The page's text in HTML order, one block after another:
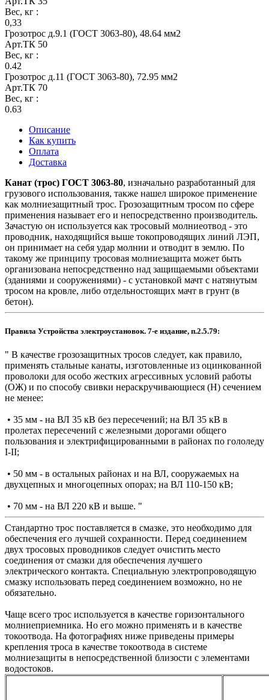
Вес, кг :
0,33
Грозотрос д.9.1 (ГОСТ 3063-80), 48.64 мм2
Арт.ТК 50
Вес, кг :
0.42
Грозотрос д.11 (ГОСТ 3063-80), 72.95 мм2
Арт.ТК 70
Вес, кг :
0.63
Описание
Как купить
Оплата
Доставка
Канат (трос) ГОСТ 3063-80, изначально разработанный для
грузового использования, также нашел широкое применение
как молниезащитный трос. Грозозащитным тросом по сфере
применения называет его и непосредственно производитель.
Зачастую он используется как тросовый молниеотвод - это
проводник, находящийся выше токопроводящих линий ЛЭП,
он принимает на себя удар молнии и отводит в землю. По
такому же принципу тросовая молниезащита может быть
организована непосредственно над защищаемыми объектами
(зданиями и сооружениями) - с установкой мачт с натянутым
тросом на кровле, либо отдельностоящих мачт в грунт (в
бетон).
Правила Устройства электроустановок. 7-е издание, п.2.5.79:
" В качестве грозозащитных тросов следует, как правило,
применять стальные канаты, изготовленные из оцинкованной
проволоки для особо жестких агрессивных условий работы
(ОЖ) и по способу свивки нераскручивающиеся (Н) сечением
не менее:
• 35 мм - на ВЛ 35 кВ без пересечений; на ВЛ 35 кВ в
пролетах пересечений с железными дорогами общего
пользования и электрифицированными в районах по гололеду
I-II;
• 50 мм - в остальных районах и на ВЛ, сооружаемых на
двухцепных и многоцепных опорах; на ВЛ 110-150 кВ;
• 70 мм - на ВЛ 220 кВ и выше. "
Стандартно трос поставляется в смазке, это необходимо для
обеспечения его лучшей сохранности. Перед соединением
двух тросовых проводников следует очистить место
соединения от смазки для обеспечения лучшего
электрического контакта. Специальную электропроводящую
смазку использовать перед соединением возможно, но не
обязательно.
Чаще всего трос используется в качестве горизонтального
молниеприемника. Но его можно применять и в качестве
токоотвода. На фотографиях ниже приведены примеры
крепления троса в качестве токоотвода в системе
молниезащиты в непосредственной близости с элементами
водостоков.